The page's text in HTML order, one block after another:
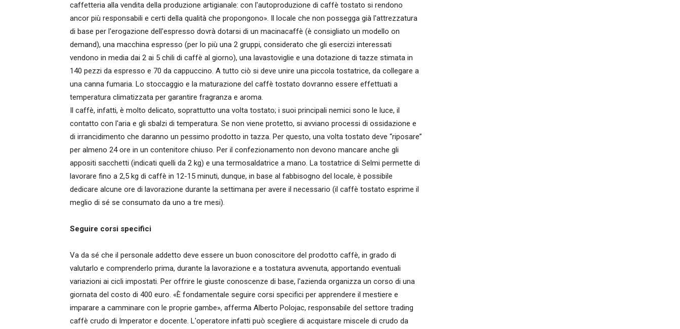
caffetteria alla vendita della produzione artigianale: con l'autoproduzione di caffè tostato si rendono
ancor più responsabili e certi della qualità che propongono». Il locale che non possegga già l'attrezzatura
di base per l'erogazione dell'espresso dovrà dotarsi di un macinacaffè (è consigliato un modello on
demand), una macchina espresso (per lo più una 2 gruppi, considerato che gli esercizi interessati
vendono in media dai 2 ai 5 chili di caffè al giorno), una lavastoviglie e una dotazione di tazze stimata in
140 pezzi da espresso e 70 da cappuccino. A tutto ciò si deve unire una piccola tostatrice, da collegare a
una canna fumaria. Lo stoccaggio e la maturazione del caffè tostato dovranno essere effettuati a
temperatura climatizzata per garantire fragranza e aroma.
Il caffè, infatti, è molto delicato, soprattutto una volta tostato; i suoi principali nemici sono le luce, il
contatto con l'aria e gli sbalzi di temperatura. Se non viene protetto, si avviano processi di ossidazione e
di irrancidimento che daranno un pessimo prodotto in tazza. Per questo, una volta tostato deve “riposare”
per almeno 24 ore in un contenitore chiuso. Per il confezionamento non devono mancare anche gli
appositi sacchetti (indicati quelli da 2 kg) e una termosaldatrice a mano. La tostatrice di Selmi permette di
lavorare fino a 2,5 kg di caffè in 12-15 minuti, dunque, in base al fabbisogno del locale, è possibile
dedicare alcune ore di lavorazione durante la settimana per avere il necessario (il caffè tostato esprime il
meglio di sé se consumato da uno a tre mesi).
Seguire corsi specifici
Va da sé che il personale addetto deve essere un buon conoscitore del prodotto caffè, in grado di
valutarlo e comprenderlo prima, durante la lavorazione e a tostatura avvenuta, apportando eventuali
variazioni ai cicli impostati. Per offrire le giuste conoscenze di base, l'azienda organizza un corso di una
giornata del costo di 400 euro. «È fondamentale seguire corsi specifici per apprendere il mestiere e
imparare a camminare con le proprie gambe», afferma Alberto Polojac, responsabile del settore trading
caffè crudo di Imperator e docente. L'operatore infatti può scegliere di acquistare miscele di crudo da